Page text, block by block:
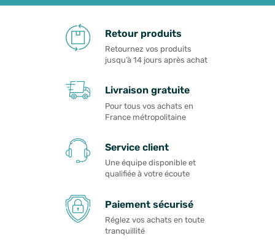
Retour produits
Retournez vos produits
jusqu’à 14 jours après achat
Livraison gratuite
Pour tous vos achats en
France métropolitaine
Service client
Une équipe disponible et
qualifiée à votre écoute
Paiement sécurisé
Réglez vos achats en toute
tranquillité